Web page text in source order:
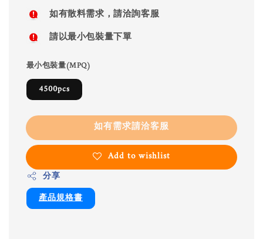
如有散料需求，請洽詢客服
請以最小包裝量下單
最小包裝量(MPQ)
4500pcs
如有需求請洽客服
Add to wishlist
分享
產品規格書